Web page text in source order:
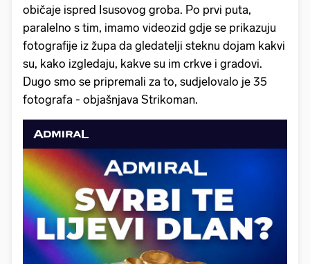
običaje ispred Isusovog groba. Po prvi puta,
paralelno s tim, imamo videozid gdje se prikazuju
fotografije iz župa da gledatelji steknu dojam kakvi
su, kako izgledaju, kakve su im crkve i gradovi.
Dugo smo se pripremali za to, sudjelovalo je 35
fotografa - objašnjava Strikoman.